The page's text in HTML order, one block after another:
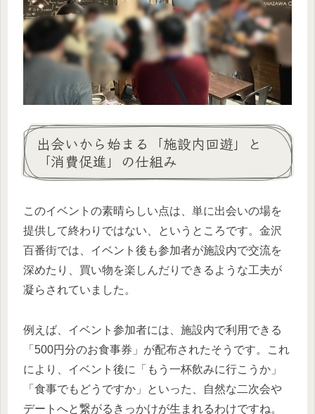
出会いから始まる「施設内回遊」と
「消費促進」の仕組み
このイベントの素晴らしい点は、単に出会いの場を
提供して終わりではない、というところです。金沢
百番街では、イベント後も参加者が施設内で交流を
深めたり、買い物を楽しんだりできるような工夫が
凝らされていました。
例えば、イベント参加者には、施設内で利用できる
「500円分のお食事券」が配布されたそうです。これ
により、イベント後に「もう一杯飲みに行こうか」
「食事でもどうですか」といった、自然な二次会や
デートへと繋がるきっかけが生まれるわけですね。